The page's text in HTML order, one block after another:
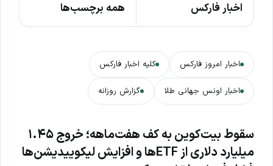
اخبار فارکس همه برچسب‌ها
اخبار امروز فارکس کلیه اخبار فارکس
اخبار اونس جهانی طلا گزارش روزانه
سقوط بیت‌کوین به کف هفت‌ماهه؛ خروج ۱.۴۵
میلیارد دلاری از ETFها و افزایش لیکوییدیشن‌ها